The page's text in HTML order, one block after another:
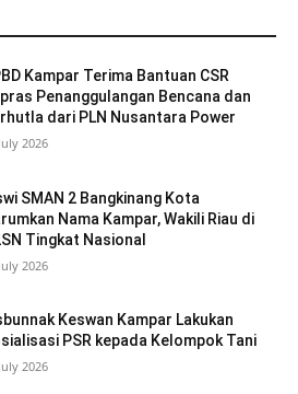
Kampar Terima Bantuan CSR
Penanggulangan Bencana dan
dari PLN Nusantara Power
2026
SMAN 2 Bangkinang Kota
Nama Kampar, Wakili Riau di
Tingkat Nasional
2026
Keswan Kampar Lakukan
PSR kepada Kelompok Tani
2026